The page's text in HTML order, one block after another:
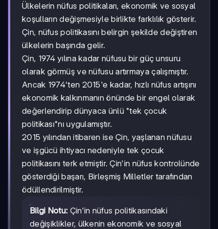
Ülkelerin nüfus politikaları, ekonomik ve sosyal
koşulların değişmesiyle birlikte farklılık gösterir.
Çin, nüfus politikasını belirgin şekilde değiştiren
ülkelerin başında gelir.
Çin, 1974 yılına kadar nüfusu bir güç unsuru
olarak görmüş ve nüfusu artırmaya çalışmıştır.
Ancak 1974'ten 2015'e kadar, hızlı nüfus artışını
ekonomik kalkınmanın önünde bir engel olarak
değerlendirip dünyaca ünlü "tek çocuk
politikası"nı uygulamıştır.
2015 yılından itibaren ise Çin, yaşlanan nüfusu
ve işgücü ihtiyacı nedeniyle tek çocuk
politikasını terk etmiştir. Çin'in nüfus kontrolünde
gösterdiği başarı, Birleşmiş Milletler tarafından
ödüllendirilmiştir.
Bilgi Notu: Çin'in nüfus politikasındaki
değişiklikler, ülkenin ekonomik ve sosyal